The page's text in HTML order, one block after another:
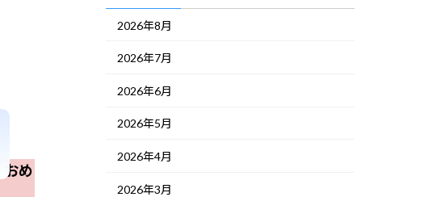
め
2026年8月
2026年7月
2026年6月
2026年5月
2026年4月
2026年3月